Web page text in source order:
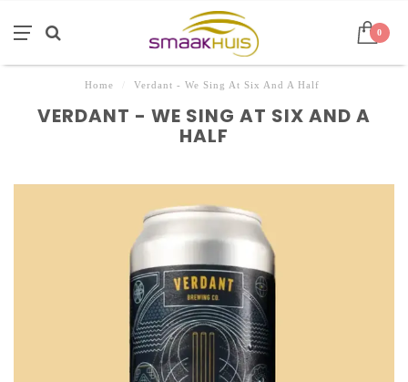
0
Home Verdant - We Sing At Six And A Half
VERDANT - WE SING AT SIX AND A
HALF